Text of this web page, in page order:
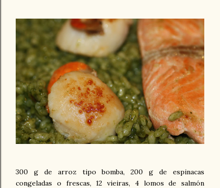
300 g de arroz tipo bomba, 200 g de espinacas
congeladas o frescas, 12 vieiras, 4 lomos de salmón